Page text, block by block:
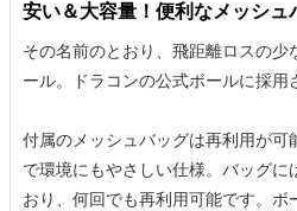
安い＆大容量！便利なメッシュ
その名前のとおり、飛距離ロスの少
ール。ドラコンの公式ボールに採用
付属のメッシュバッグは再利用が可
で環境にもやさしい仕様。バッグに
おり、何回でも再利用可能です。ボ